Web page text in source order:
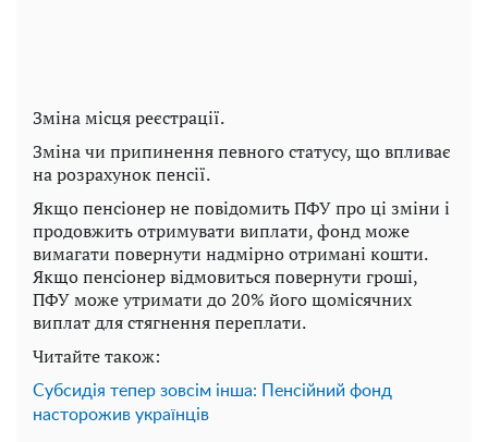
Зміна місця реєстрації.
Зміна чи припинення певного статусу, що впливає
на розрахунок пенсії.
Якщо пенсіонер не повідомить ПФУ про ці зміни і
продовжить отримувати виплати, фонд може
вимагати повернути надмірно отримані кошти.
Якщо пенсіонер відмовиться повернути гроші,
ПФУ може утримати до 20% його щомісячних
виплат для стягнення переплати.
Читайте також:
Субсидія тепер зовсім інша: Пенсійний фонд
насторожив українців